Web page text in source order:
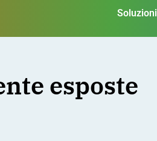
Soluzioni
esposte